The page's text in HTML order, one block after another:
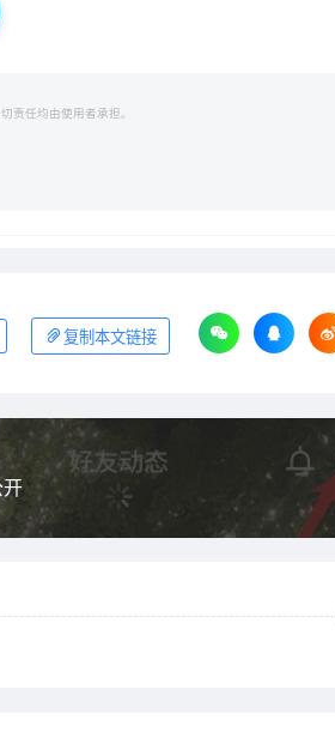
责任均由使用者承担。
复制本文链接